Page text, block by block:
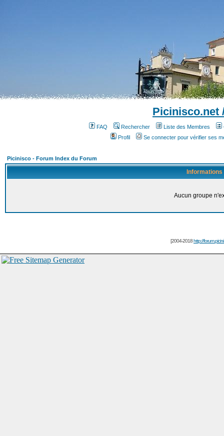
Picinisco.net
FAQ Rechercher Liste des Membres
Profil
Se connecter pour vérifier ses
Picinisco - Forum Index du Forum
Informations
Aucun groupe
[2004-2018http://